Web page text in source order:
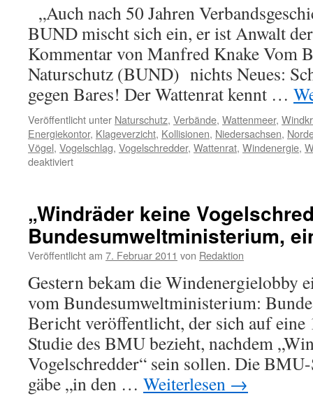
„Auch nach 50 Jahren
BUND mischt sich ein, er ist Anwalt
Kommentar von Manfred Knake Vom
Naturschutz (BUND) nichts Neues:
gegen Bares! Der Wattenrat kennt …
Veröffentlicht unter Naturschutz, Verbände, Wattenmeer,
Energiekontor, Klageverzicht, Kollisionen, Niedersachsen,
Vögel, Vogelschlag, Vogelschredder, Wattenrat, Windenergie,
deaktiviertfür
wieder
um:
Klageverzicht
und
bei
Wattenmeerwindpark
„Nordergründe“.
Schämt
Euch!
„Windräder keine
Bundesumweltministerium,
Veröffentlicht am 7. Februar 2011 von Redaktion
Gestern bekam die Windenergielobby
vom Bundesumweltministerium:
Bericht veröffentlicht, der sich auf
Studie des BMU bezieht, nachdem
Vogelschredder“ sein sollen. Die
gäbe „in den … Weiterlesen →